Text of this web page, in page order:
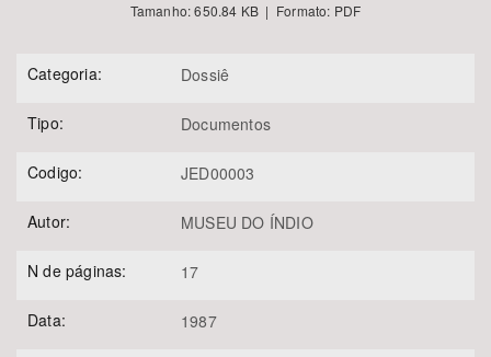
Tamanho: 650.84 KB | Formato: PDF
Categoria: Dossiê
Tipo: Documentos
Codigo: JED00003
Autor: MUSEU DO ÍNDIO
N de páginas: 17
Data: 1987